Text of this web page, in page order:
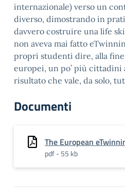
internazionale) verso un
diverso, dimostrando in
davvero costruire una life
non aveva mai fatto
propri studenti dire, alla
europei, un po’ più cittadini
risultato che vale, da solo,
Documenti
The European
pdf - 55 kb